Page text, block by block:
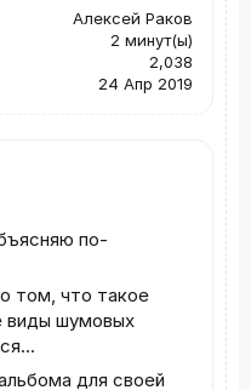
Алексей Раков
2 минут(ы)
2,038
24 Апр 2019
по-
том, что такое
виды шумовых
для своей